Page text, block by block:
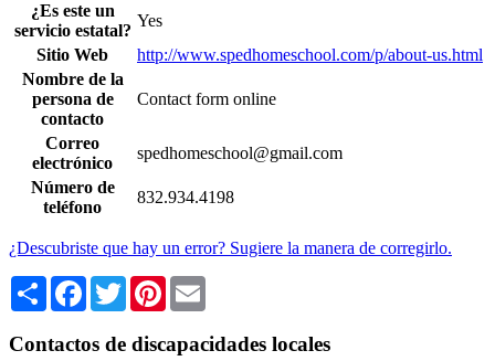
¿Es este un
servicio estatal?
Yes
Sitio Web
http://www.spedhomeschool.com/p/about-us.html
Nombre de la
persona de
contacto
Contact form online
Correo
electrónico
spedhomeschool@gmail.com
Número de
teléfono
832.934.4198
¿Descubriste que hay un error? Sugiere la manera de corregirlo.
Share Facebook
TwitterPinterest
Contactos de discapacidades locales